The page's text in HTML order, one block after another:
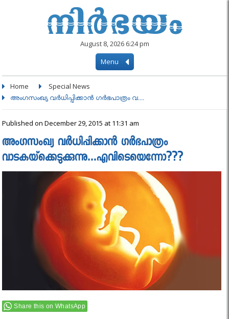
August 8, 2026 6:24 pm
Menu
Home Special News
അംഗസംഖ്യ വര്‍ധിപ്പിക്കാന്‍ ഗര്‍ഭപാത്രം വ....
Published on December 29, 2015 at 11:31 am
അംഗസംഖ്യ വര്‍ധിപ്പിക്കാന്‍ ഗര്‍ഭപാത്രം
വാടകയ്‌ക്കെടുക്കുന്നു…എവിടെയെന്നോ???
Share this on WhatsApp